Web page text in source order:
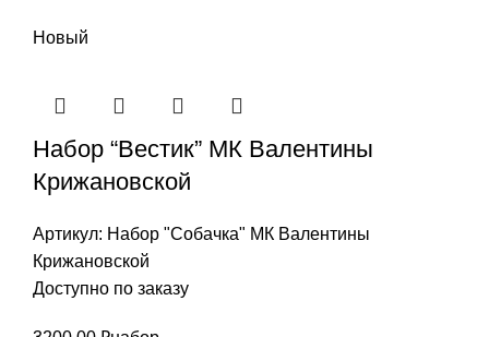
Новый
Набор “Вестик” МК Валентины
Крижановской
Артикул: Набор "Собачка" МК Валентины
Крижановской
Доступно по заказу